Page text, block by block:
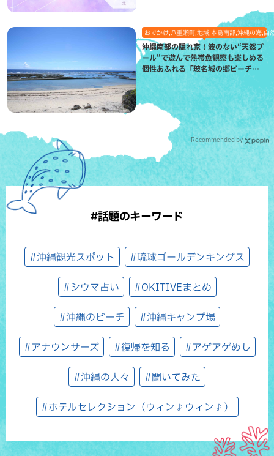
おでかけ,八重瀬町,地域,本島南部,沖縄の海,自
沖縄南部の隠れ家！波のない“天然プ
ール”で遊んで熱帯魚観察も楽しめる
個性あふれる「玻名城の郷ビーチ」
（八重瀬町）
Recommended by
#話題のキーワード
#沖縄観光スポット #琉球ゴールデンキングス
#シウマ占い #OKITIVEまとめ
#沖縄のビーチ #沖縄キャンプ場
#アナウンサーズ #復帰を知る #アゲアゲめし
#沖縄の人々 #聞いてみた
#ホテルセレクション（ウィン♪ウィン♪）